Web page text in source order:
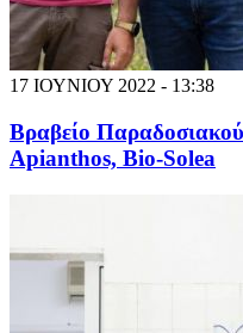
17 ΙΟΥΝΙΟΥ 2022 - 13:38
Βραβείο
Apianthos, Bio-Solea